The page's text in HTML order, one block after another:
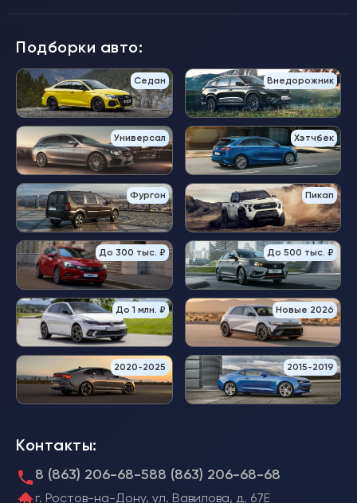
Подборки авто:
Седан Внедорожник
Универсал Хэтчбек
Фургон Пикап
До 300 тыс. ₽ До 500 тыс. ₽
До 1 млн. ₽ Новые 2026
2020-2025 2015-2019
Контакты:
8 (863) 206-68-588 (863) 206-68-68
г. Ростов-на-Дону, ул. Вавилова, д. 67Е